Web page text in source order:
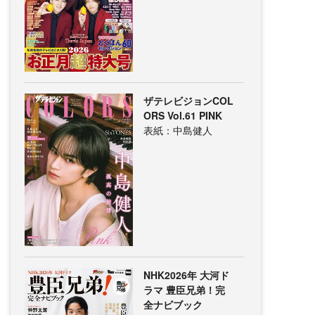
ザテレビジョンCOL
ORS Vol.61 PINK
表紙：中島健人
NHK2026年 大河ド
ラマ 豊臣兄弟！完
全ナビブック